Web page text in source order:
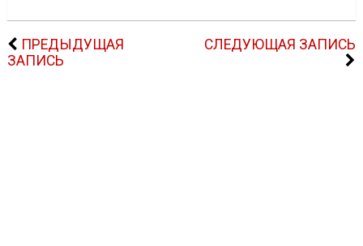
ПРЕДЫДУЩАЯ
ЗАПИСЬ
СЛЕДУЮЩАЯ ЗАПИСЬ